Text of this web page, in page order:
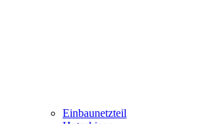
Einbaunetzteil